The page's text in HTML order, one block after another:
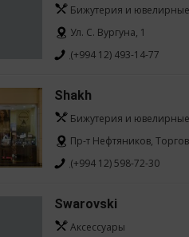
Бижутерия и
Ул. С. Вургуна, 1
(+994 12) 493-14-77
Shakh
Бижутерия и
Пр-т Нефтяников,
(+994 12) 598-72-30
Swarovski
Аксессуары